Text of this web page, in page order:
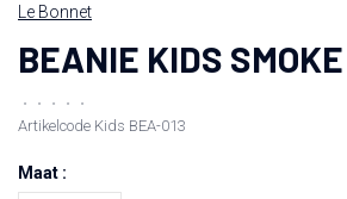
Le Bonnet
BEANIE KIDS SMOKE
• • • •
•
Artikelcode Kids BEA-013
Maat :